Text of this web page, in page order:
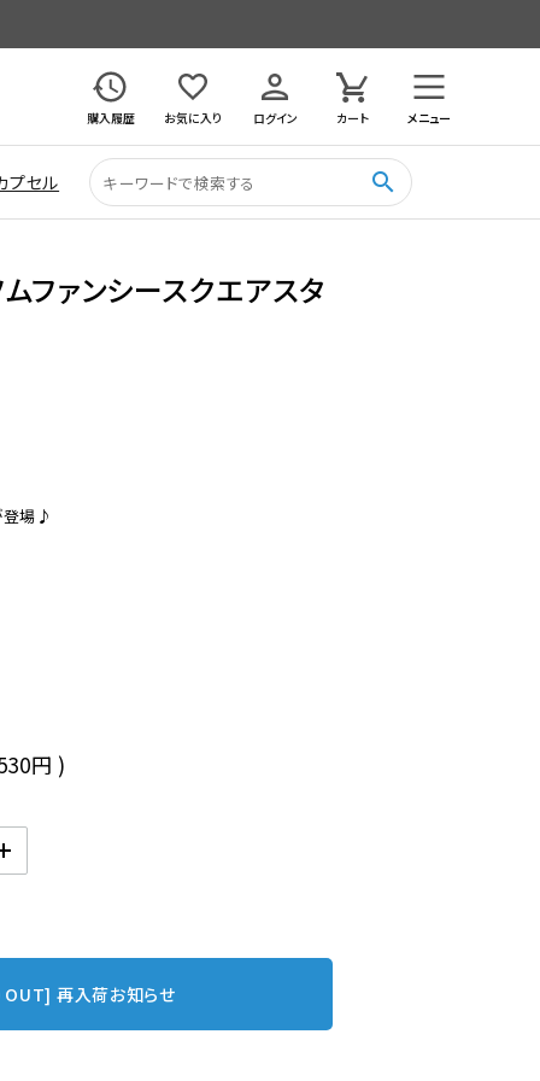
購入履歴
お気に入り ログイン カート メニュー
プセル search
ファンシースクエアスタ
登場♪
円 )
OUT] 再入荷お知らせ